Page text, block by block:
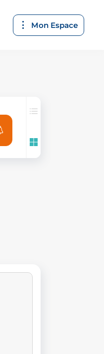
Mon Espace